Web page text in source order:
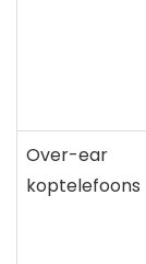
Over-ear
koptelefoons